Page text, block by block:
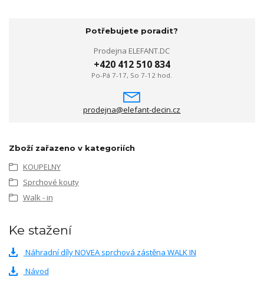
Potřebujete poradit?
Prodejna ELEFANT.DC
+420 412 510 834
Po-Pá 7-17, So 7-12 hod.
prodejna@elefant-decin.cz
Zboží zařazeno v kategoriích
KOUPELNY
Sprchové kouty
Walk - in
Ke stažení
Náhradní díly NOVEA sprchová zástěna WALK IN
Návod